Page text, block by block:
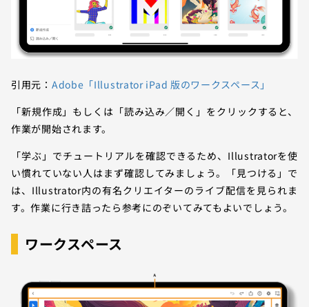
引用元： Adobe「Illustrator iPad 版のワークスペース」
「新規作成」もしくは「読み込み／開く」をクリックすると、
作業が開始されます。
「学ぶ」でチュートリアルを確認できるため、Illustratorを使
い慣れていない人はまず確認してみましょう。「見つける」で
は、Illustrator内の有名クリエイターのライブ配信を見られま
す。作業に行き詰ったら参考にのぞいてみてもよいでしょう。
ワークスペース